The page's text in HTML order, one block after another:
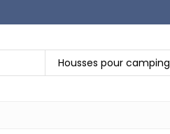
Housses pour